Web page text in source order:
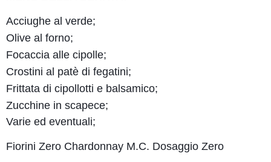
Acciughe al verde;
Olive al forno;
Focaccia alle cipolle;
Crostini al patè di fegatini;
Frittata di cipollotti e balsamico;
Zucchine in scapece;
Varie ed eventuali;
Fiorini Zero Chardonnay M.C. Dosaggio Zero